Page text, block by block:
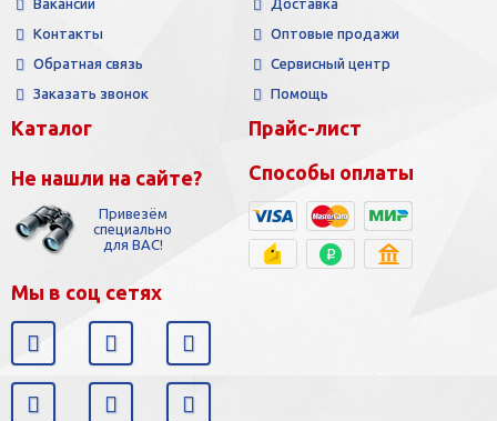
Контакты
Обратная связь
Заказать звонок
Оптовые продажи
Сервисный центр
Помощь
Каталог
Не нашли на сайте?
Привезём
специально
для ВАС!
Прайс-лист
Способы оплаты
Мы в соц сетях